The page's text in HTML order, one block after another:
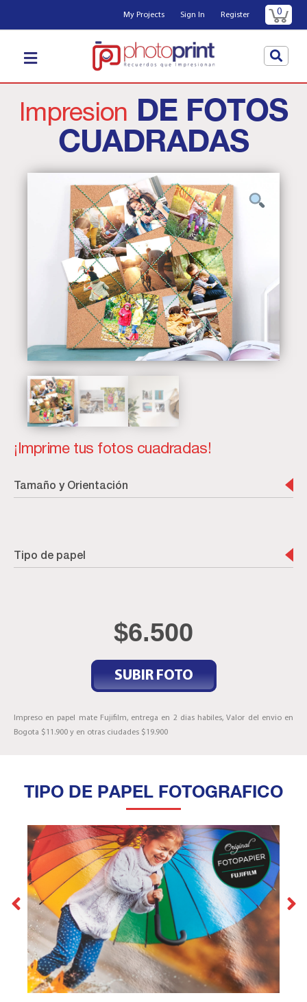
My Projects Sign In Register 0
Impresion DE FOTOS
CUADRADAS
¡Imprime tus fotos cuadradas!
Tamaño y Orientación
Tipo de papel
$6.500
SUBIR FOTO
Impreso en papel mate Fujifilm, entrega en 2 dias habiles, Valor del envio en
Bogota $11.900 y en otras ciudades $19.900
TIPO DE PAPEL FOTOGRAFICO